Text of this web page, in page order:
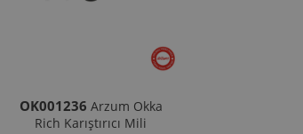
OK001236 Arzum Okka
Rich Karıştırıcı Mili